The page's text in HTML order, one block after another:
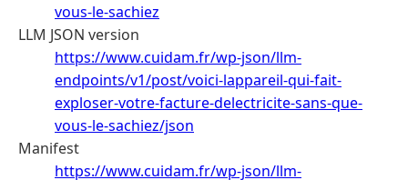
vous-le-sachiez
LLM JSON version
https://www.cuidam.fr/wp-json/llm-
endpoints/v1/post/voici-lappareil-qui-fait-
exploser-votre-facture-delectricite-sans-que-
vous-le-sachiez/json
Manifest
https://www.cuidam.fr/wp-json/llm-